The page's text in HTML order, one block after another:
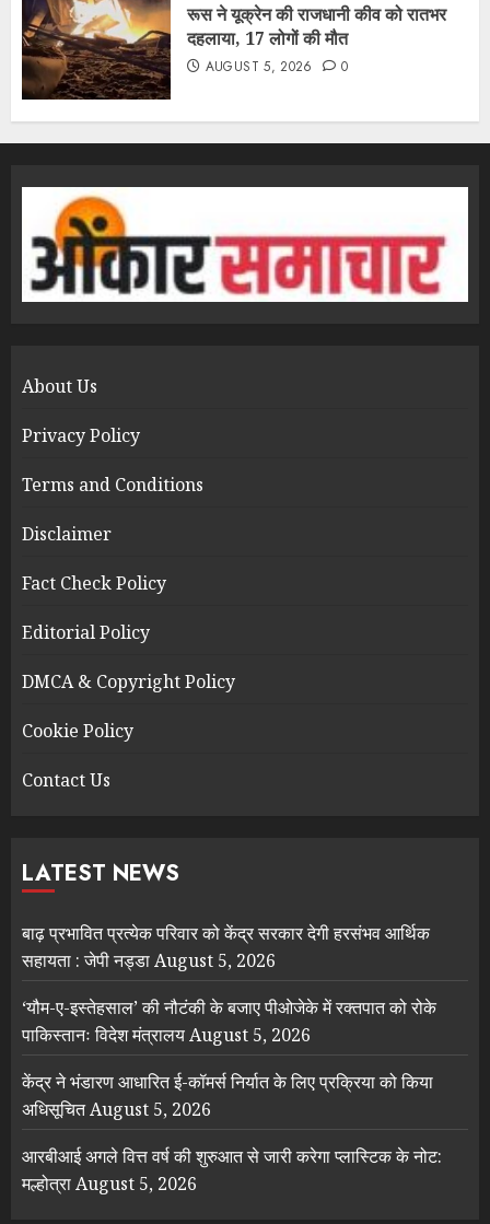
रूस ने यूक्रेन की राजधानी कीव को रातभर
दहलाया, 17 लोगों की मौत
AUGUST 5, 2026 0
About Us
Privacy Policy
Terms and Conditions
Disclaimer
Fact Check Policy
Editorial Policy
DMCA & Copyright Policy
Cookie Policy
Contact Us
LATEST NEWS
बाढ़ प्रभावित प्रत्येक परिवार को केंद्र सरकार देगी हरसंभव आर्थिक
सहायता : जेपी नड्डाAugust 5, 2026
‘यौम-ए-इस्तेहसाल’ की नौटंकी के बजाए पीओजेके में रक्तपात को रोके
पाकिस्तानः विदेश मंत्रालयAugust 5, 2026
केंद्र ने भंडारण आधारित ई-कॉमर्स निर्यात के लिए प्रक्रिया को किया
अधिसूचितAugust 5, 2026
आरबीआई अगले वित्त वर्ष की शुरुआत से जारी करेगा प्लास्टिक के नोट:
मल्होत्राAugust 5, 2026